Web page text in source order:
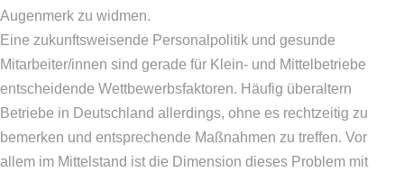
Augenmerk zu widmen.
Eine zukunftsweisende Personalpolitik und gesunde
Mitarbeiter/innen sind gerade für Klein- und Mittelbetriebe
entscheidende Wettbewerbsfaktoren. Häufig überaltern
Betriebe in Deutschland allerdings, ohne es rechtzeitig zu
bemerken und entsprechende Maßnahmen zu treffen. Vor
allem im Mittelstand ist die Dimension dieses Problem mit